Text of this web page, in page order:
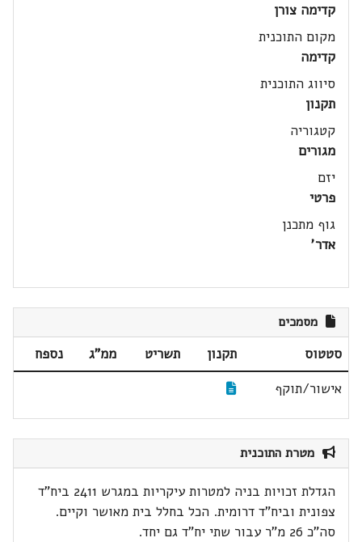
קדימה צורן
מקום התוכנית
קדימה
סיווג התוכנית
תקנון
קטגוריה
מגורים
יזם
פרטי
גוף מתכנן
אדר'
מסמכים
סטטוס תקנון תשריט ממ"ג
נספח
אישור/תוקף
מטרת התוכנית
הגדלת זכויות בניה למטרות עיקריות במגרש 2411 ביח"ד
צפונית וביח"ד דרומית. הכל בחלל בית מאושר וקיים.
סה"כ 26 מ"ר עבור שתי יח"ד גם יחד.